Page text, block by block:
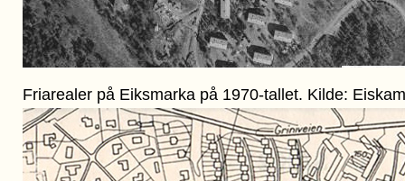
Friarealer på Eiksmarka på 1970-tallet. Kilde: